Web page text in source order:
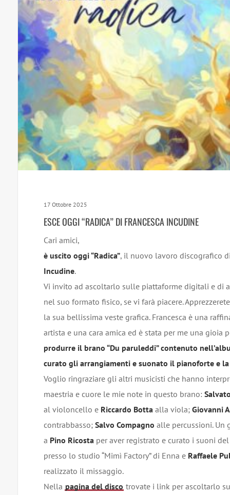
17 Ottobre 2025
ESCE OGGI “RADICA” DI FRANCESCA INCUDINE
Cari amici,
è uscito oggi “Radica”, il nuovo lavoro discografico
Incudine.
Vi invito ad ascoltarlo sulle piattaforme digitali e di
nel suo formato fisico, se vi farà piacere.
la sua bellissima veste grafica. Francesca è una
artista e una cara amica ed è stata per me una gioia
produrre il brano “Du paruleddi” contenuto
curato gli arrangiamenti e suonato il pianoforte e
Voglio ringraziare gli altri musicisti che hanno
maestria e cuore le mie note in questo brano:
al violoncello e Riccardo Bottaalla viola; Giovanni
contrabbasso; Salvo Compagno alle percussioni. Un
a Pino Ricostaper aver registrato e curato i suoni
presso lo studio “Mimì Factory” di Enna e Raffaele
realizzato il missaggio.
Nella pagina del disco trovate i link per ascoltarlo